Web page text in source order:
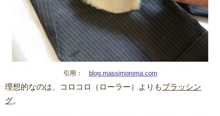
引用： blog.massimoroma.com
理想的なのは、コロコロ（ローラー）よりもブラッシン
グ。